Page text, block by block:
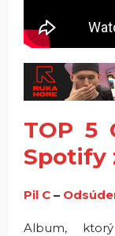
TOP 5
Spotify
Pil C –
Album,